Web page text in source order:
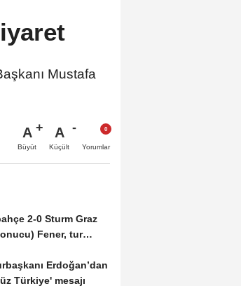
Mustafa
A
Büyüt
A
Küçült Yorumlar
2-0 Sturm Graz
Fener, tur
Erdoğan’dan
Türkiye' mesajı